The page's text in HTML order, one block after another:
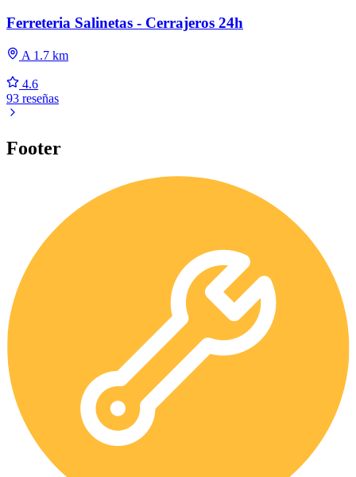
Ferreteria Salinetas - Cerrajeros 24h
A 1.7 km
4.6
93 reseñas
Footer